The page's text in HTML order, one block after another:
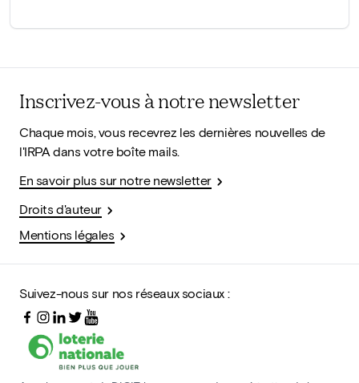
Inscrivez-vous à notre newsletter
Chaque mois, vous recevrez les dernières nouvelles de
l'IRPA dans votre boîte mails.
En savoir plus sur notre newsletter
Droits d'auteur
Mentions légales
Suivez-nous sur nos réseaux sociaux :